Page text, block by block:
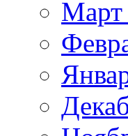
Март